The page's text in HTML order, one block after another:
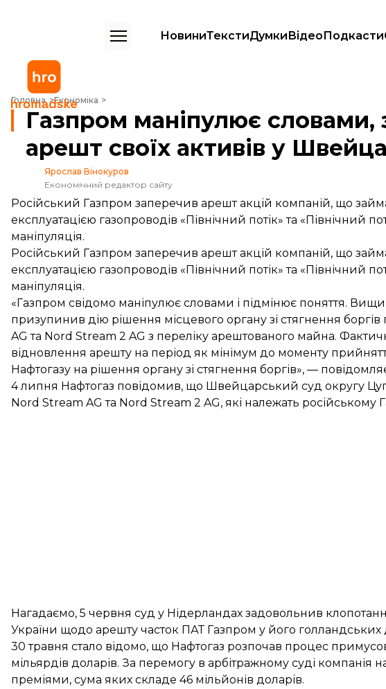
НовиниТекстиДумкиВідеоПодкасти
Головна Економіка
Газпром маніпулює словами, заперечуючи арешт своїх активів у Швейцарії —
Газпром маніпулює словами,
арешт своїх активів у
Ярослав Вінокуров
Економічний редактор сайту
Російський Газпром заперечив арешт акцій компаній, що
експлуатацією газопроводів «Північний потік» та «Північний
маніпуляція.
Російський Газпром заперечив арешт акцій компаній, що
експлуатацією газопроводів «Північний потік» та «Північний
маніпуляція.
«Газпром свідомо маніпулює словами і підмінює поняття.
призупинив дію рішення місцевого органу зі стягнення
AG та Nord Stream 2 AG з переліку арештованого майна.
відновлення арешту на період як мінімум до моменту
Нафтогазу на рішення органу зі стягнення боргів», —
4 липня Нафтогаз повідомив, що Швейцарський суд округу
Nord Stream AG та Nord Stream 2 AG, які належать російському
Нагадаємо, 5 червня суд у Нідерландах задовольнив
України щодо арешту часток ПАТ Газпром у його голландських
30 травня стало відомо, що Нафтогаз розпочав процес
мільярдів доларів. За перемогу в арбітражному суді компанія
преміями, сума яких складе 46 мільйонів доларів.